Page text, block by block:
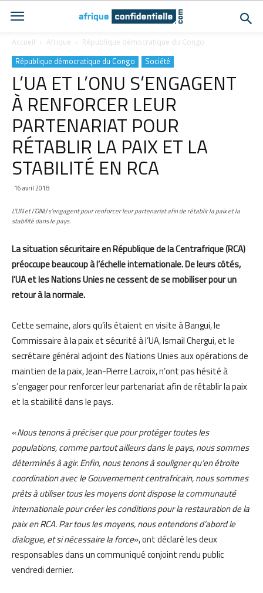
Accueil Afrique République démocratique du Congo
République démocratique du Congo Société
L’UA ET L’ONU S’ENGAGENT
À RENFORCER LEUR
PARTENARIAT POUR
RÉTABLIR LA PAIX ET LA
STABILITÉ EN RCA
16 avril 2018
L’UN et l’ONU s’engagent pour renforcer leur partenariat afin de rétablir la paix et la
stabilité dans le pays.
La situation sécuritaire en République de la Centrafrique (RCA)
préoccupe beaucoup à l’échelle internationale. De leurs côtés,
l’UA et les Nations Unies ne cessent de se mobiliser pour un
retour à la normale.
Cette semaine, alors qu’ils étaient en visite à Bangui, le
Commissaire à la paix et sécurité à l’UA, Ismail Chergui, et le
secrétaire général adjoint des Nations Unies aux opérations de
maintien de la paix, Jean-Pierre Lacroix, n’ont pas hésité à
s’engager pour renforcer leur partenariat afin de rétablir la paix
et la stabilité dans le pays.
«Nous tenons à préciser que pour protéger toutes les
populations, comme partout ailleurs dans le pays, nous sommes
déterminés à agir. Enfin, nous tenons à souligner qu’en étroite
coordination avec le Gouvernement centrafricain, nous sommes
prêts à utiliser tous les moyens dont dispose la communauté
internationale pour créer les conditions pour la restauration de la
paix en RCA. Par tous les moyens, nous entendons d’abord le
dialogue, et si nécessaire la force», ont déclaré les deux
responsables dans un communiqué conjoint rendu public
vendredi dernier.